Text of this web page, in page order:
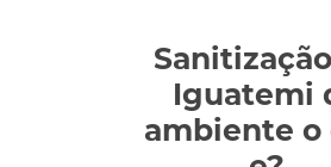
Iguatemi
ambiente o